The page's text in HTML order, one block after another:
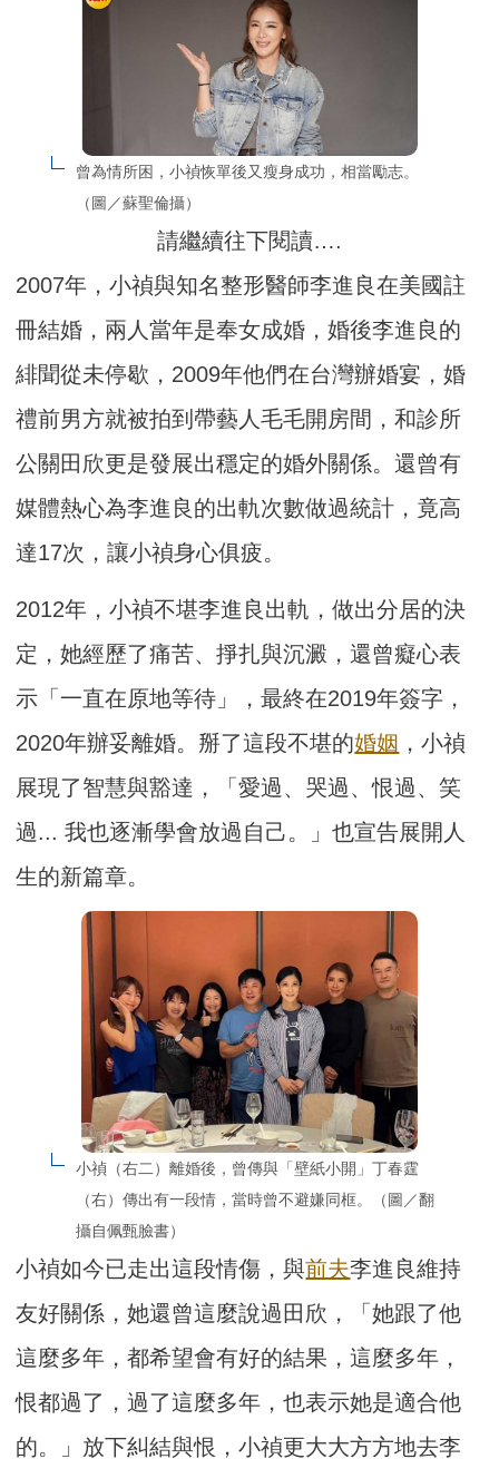
曾為情所困，小禎恢單後又瘦身成功，相當勵志。
（圖／蘇聖倫攝）
請繼續往下閱讀….
2007年，小禎與知名整形醫師李進良在美國註
冊結婚，兩人當年是奉女成婚，婚後李進良的
緋聞從未停歇，2009年他們在台灣辦婚宴，婚
禮前男方就被拍到帶藝人毛毛開房間，和診所
公關田欣更是發展出穩定的婚外關係。還曾有
媒體熱心為李進良的出軌次數做過統計，竟高
達17次，讓小禎身心俱疲。
2012年，小禎不堪李進良出軌，做出分居的決
定，她經歷了痛苦、掙扎與沉澱，還曾癡心表
示「一直在原地等待」，最終在2019年簽字，
2020年辦妥離婚。掰了這段不堪的婚姻 ，小禎
展現了智慧與豁達，「愛過、哭過、恨過、笑
過... 我也逐漸學會放過自己。」也宣告展開人
生的新篇章。
小禎（右二）離婚後，曾傳與「壁紙小開」丁春霆
（右）傳出有一段情，當時曾不避嫌同框。（圖／翻
攝自佩甄臉書）
小禎如今已走出這段情傷，與前夫李進良維持
友好關係，她還曾這麼說過田欣，「她跟了他
這麼多年，都希望會有好的結果，這麼多年，
恨都過了，過了這麼多年，也表示她是適合他
的。」放下糾結與恨，小禎更大大方方地去李